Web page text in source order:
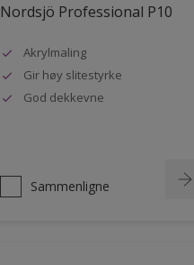
Nordsjö Professional P10
Akrylmaling
Gir høy slitestyrke
God dekkevne
Sammenligne